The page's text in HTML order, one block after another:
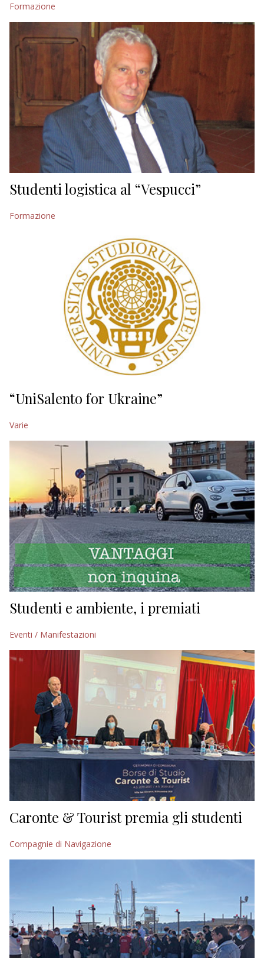
Formazione
Studenti logistica al “Vespucci”
Formazione
“UniSalento for Ukraine”
Varie
Studenti e ambiente, i premiati
Eventi / Manifestazioni
Caronte & Tourist premia gli studenti
Compagnie di Navigazione